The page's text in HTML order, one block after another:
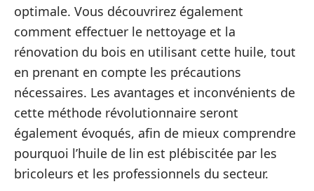
optimale. Vous découvrirez également
comment effectuer le nettoyage et la
rénovation du bois en utilisant cette huile, tout
en prenant en compte les précautions
nécessaires. Les avantages et inconvénients de
cette méthode révolutionnaire seront
également évoqués, afin de mieux comprendre
pourquoi l’huile de lin est plébiscitée par les
bricoleurs et les professionnels du secteur.